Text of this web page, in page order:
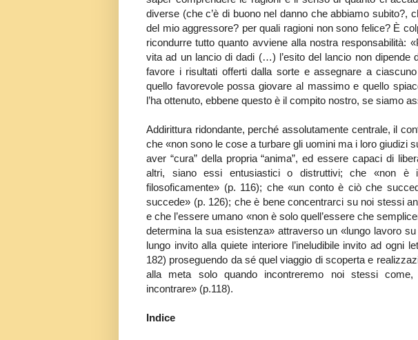
diverse (che c’è di buono nel danno che abbiamo subito?,
del mio aggressore? per quali ragioni non sono felice? È
ricondurre tutto quanto avviene alla nostra responsabilità:
vita ad un lancio di dadi (…) l’esito del lancio non dipende
favore i risultati offerti dalla sorte e assegnare a
quello favorevole possa giovare al massimo e quello
l’ha ottenuto, ebbene questo è il compito nostro, se siamo
Addirittura ridondante, perché assolutamente centrale, il
che «non sono le cose a turbare gli uomini ma i loro giudizi
aver “cura” della propria “anima”, ed essere capaci di
altri, siano essi entusiastici o distruttivi; che «non è
filosoficamente» (p. 116); che «un conto è ciò che
succede» (p. 126); che è bene concentrarci su noi stessi
e che l’essere umano «non è solo quell’essere che
determina la sua esistenza» attraverso un «lungo lavoro
lungo invito alla quiete interiore l’ineludibile invito ad ogni
182) proseguendo da sé quel viaggio di scoperta e
alla meta solo quando incontreremo noi stessi
incontrare» (p.118).
Indice